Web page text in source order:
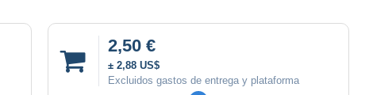
2,50 €
± 2,88 US$
Excluidos gastos de entrega y plataforma